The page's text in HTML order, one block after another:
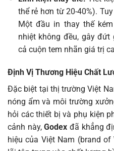
thể rẻ hơn từ 20-40%).
Một đầu in thay thế
nhiệt không đều, gây
cả cuộn tem nhãn giá trị
Định Vị Thương Hiệu Chất
Đặc biệt tại thị trường Việt
nóng ẩm và môi trường
hỏi các thiết bị và phụ kiện
cảnh này,Godex đã khẳng
hiệu của Việt Nam (brand